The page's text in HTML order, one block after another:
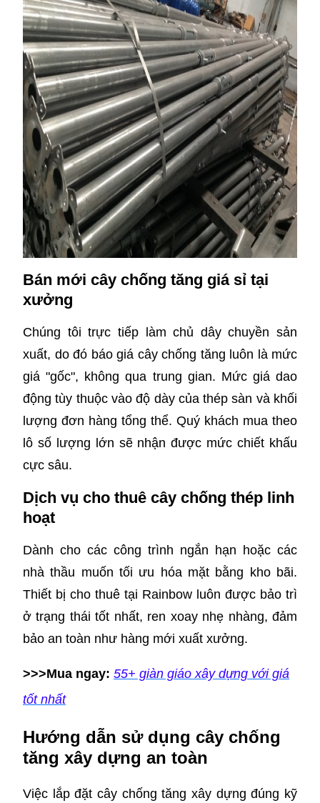
Bán mới cây chống tăng giá sỉ tại
xưởng
Chúng tôi trực tiếp làm chủ dây chuyền sản
xuất, do đó báo giá cây chống tăng luôn là mức
giá "gốc", không qua trung gian. Mức giá dao
động tùy thuộc vào độ dày của thép sàn và khối
lượng đơn hàng tổng thể. Quý khách mua theo
lô số lượng lớn sẽ nhận được mức chiết khấu
cực sâu.
Dịch vụ cho thuê cây chống thép linh
hoạt
Dành cho các công trình ngắn hạn hoặc các
nhà thầu muốn tối ưu hóa mặt bằng kho bãi.
Thiết bị cho thuê tại Rainbow luôn được bảo trì
ở trạng thái tốt nhất, ren xoay nhẹ nhàng, đảm
bảo an toàn như hàng mới xuất xưởng.
>>>Mua ngay: 55+ giàn giáo xây dựng với giá
tốt nhất
Hướng dẫn sử dụng cây chống
tăng xây dựng an toàn
Việc lắp đặt cây chống tăng xây dựng đúng kỹ